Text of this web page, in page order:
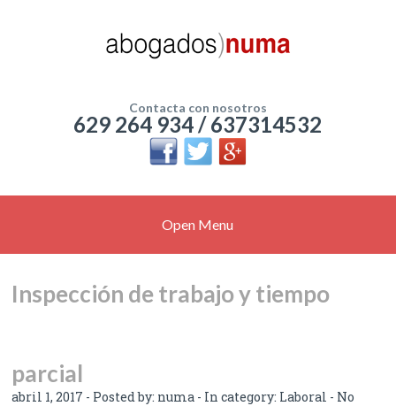
Contacta con nosotros
629 264 934 / 637314532
Open Menu
Inspección de trabajo y tiempo
parcial
abril 1, 2017 - Posted by: numa - In category: Laboral - No